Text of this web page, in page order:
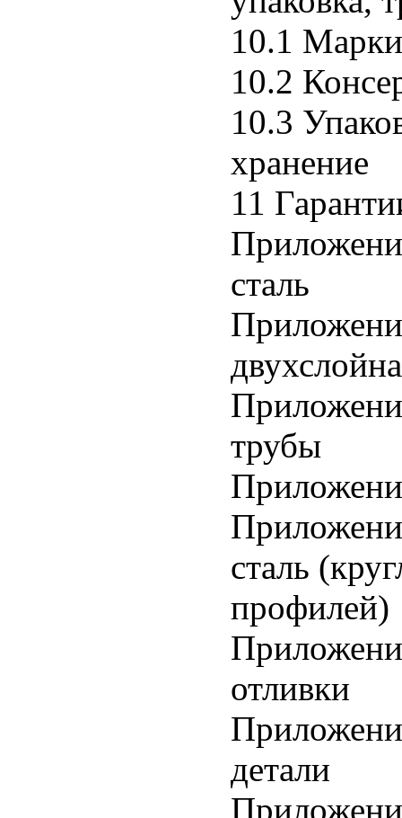
10.1
10.2
10.3
хранение
11
сталь
трубы
сталь
профилей)
отливки
детали